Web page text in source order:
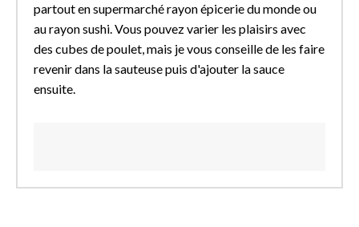
partout en supermarché rayon épicerie du monde ou
au rayon sushi. Vous pouvez varier les plaisirs avec
des cubes de poulet, mais je vous conseille de les faire
revenir dans la sauteuse puis d'ajouter la sauce
ensuite.